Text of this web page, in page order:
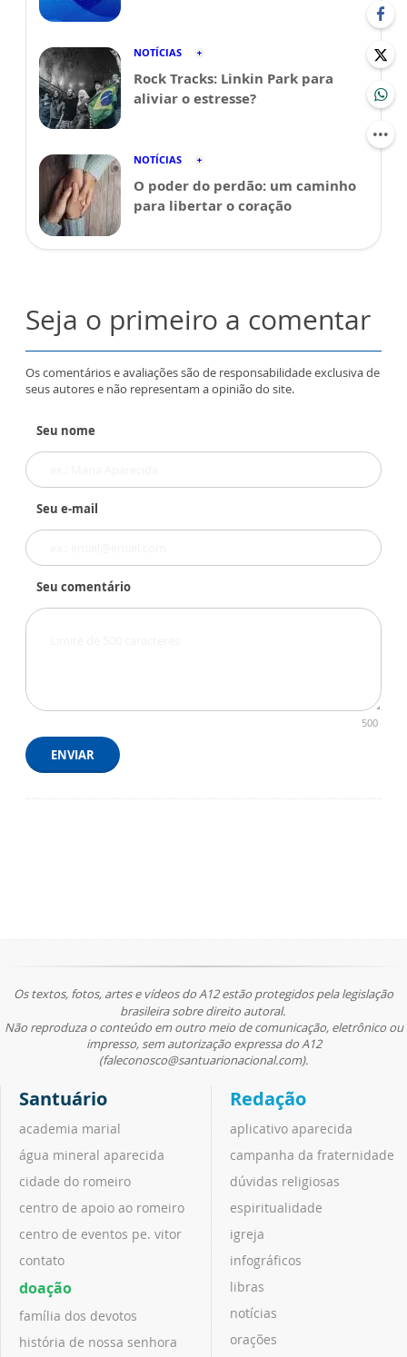
NOTÍCIAS
Rock Tracks: Linkin Park para
aliviar o estresse?
NOTÍCIAS
O poder do perdão: um caminho
para libertar o coração
Seja o primeiro a comentar
Os comentários e avaliações são de responsabilidade exclusiva de
seus autores e não representam a opinião do site.
Seu nome
Seu e-mail
Seu comentário
500
ENVIAR
Os textos, fotos, artes e vídeos do A12 estão protegidos pela legislação
brasileira sobre direito autoral.
Não reproduza o conteúdo em outro meio de comunicação, eletrônico ou
impresso, sem autorização expressa do A12
(faleconosco@santuarionacional.com).
Santuário
academia marial
água mineral aparecida
cidade do romeiro
centro de apoio ao romeiro
centro de eventos pe. vitor
contato
doação
família dos devotos
história de nossa senhora
Redação
aplicativo aparecida
campanha da fraternidade
dúvidas religiosas
espiritualidade
igreja
infográficos
libras
notícias
orações